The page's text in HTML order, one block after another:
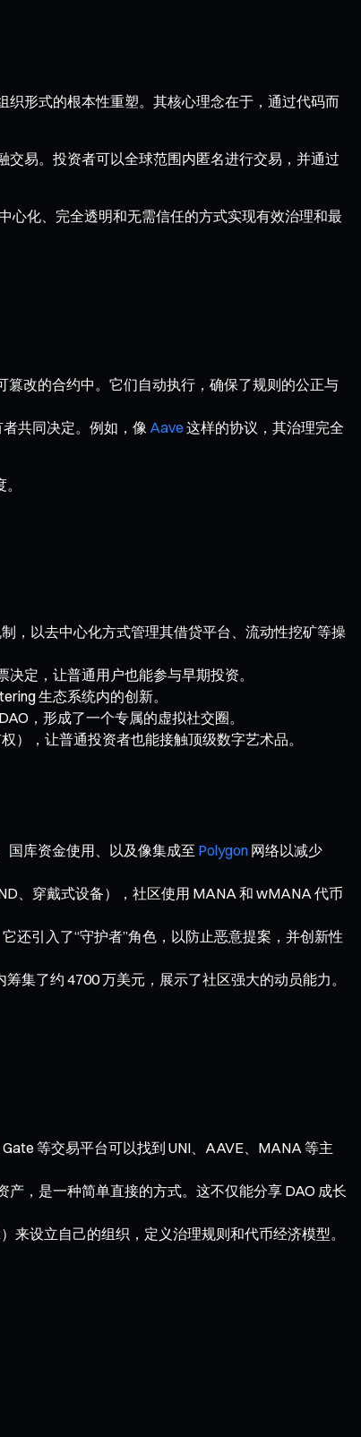
形式的根本性重塑。其核心理念在于，通过代码而
易。投资者可以全球范围内匿名进行交易，并通过
心化、完全透明和无需信任的方式实现有效治理和最
改的合约中。它们自动执行，确保了规则的公正与
共同决定。例如，像 Aave 这样的协议，其治理完全
，以去中心化方式管理其借贷平台、流动性挖矿等操
定，让普通用户也能参与早期投资。
生态系统内的创新。
，形成了一个专属的虚拟社交圈。
），让普通投资者也能接触顶级数字艺术品。
国库资金使用、以及像集成至 Polygon 网络以减少
、穿戴式设备），社区使用 MANA 和 wMANA 代币
还引入了“守护者”角色，以防止恶意提案，并创新性
集了约 4700 万美元，展示了社区强大的动员能力。
等交易平台可以找到 UNI、AAVE、MANA 等主
，是一种简单直接的方式。这不仅能分享 DAO 成长
设立自己的组织，定义治理规则和代币经济模型。